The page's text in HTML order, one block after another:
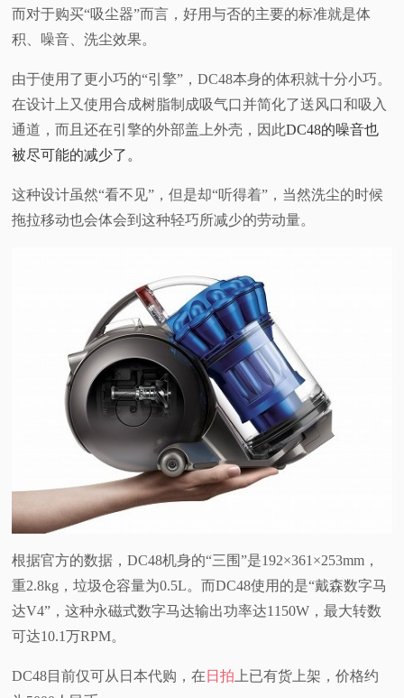
科
体
专
而对于购买“吸尘器”而言，好用与否的主要的标准就是体
积、噪音、洗尘效果。
由于使用了更小巧的“引擎”，DC48本身的体积就十分小巧。
在设计上又使用合成树脂制成吸气口并简化了送风口和吸入
通道，而且还在引擎的外部盖上外壳，因此DC48的噪音也
被尽可能的减少了。
这种设计虽然“看不见”，但是却“听得着”，当然洗尘的时候
拖拉移动也会体会到这种轻巧所减少的劳动量。
根据官方的数据，DC48机身的“三围”是192×361×253mm，
重2.8kg，垃圾仓容量为0.5L。而DC48使用的是“戴森数字马
达V4”，这种永磁式数字马达输出功率达1150W，最大转数
可达10.1万RPM。
DC48目前仅可从日本代购，在 日拍 上已有货上架，价格约